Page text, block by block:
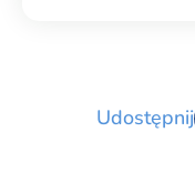
Udostępnij